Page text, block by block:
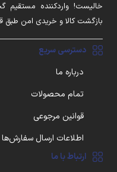
بازگشت کالا و خریدی امن طبق
دسترسی سریع
درباره ما
تمام محصولات
قوانین مرجوعی
اطلاعات ارسال سفارش‌ها
ارتباط با ما